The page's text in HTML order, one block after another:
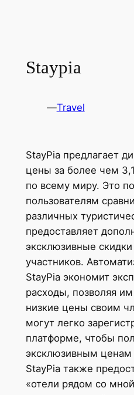
Staypia
—Travel
StayPia предлагает
цены за более чем
по всему миру. Это
пользователям
различных
предоставляет
эксклюзивные
участников.
StayPia экономит
расходы, позволяя
низкие цены своим
могут легко
платформе, чтобы
эксклюзивным
StayPia также
«отели рядом со